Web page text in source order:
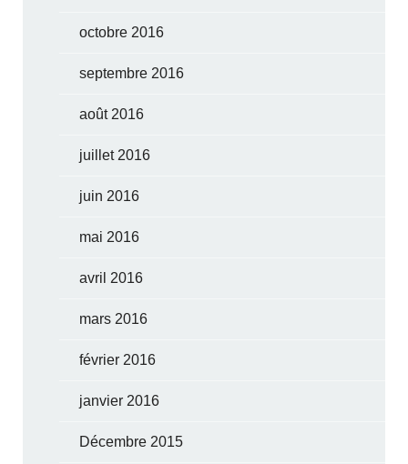
octobre 2016
septembre 2016
août 2016
juillet 2016
juin 2016
mai 2016
avril 2016
mars 2016
février 2016
janvier 2016
Décembre 2015